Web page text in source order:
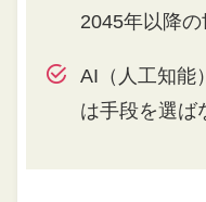
2045年以降の
AI（人工知能
は手段を選ば